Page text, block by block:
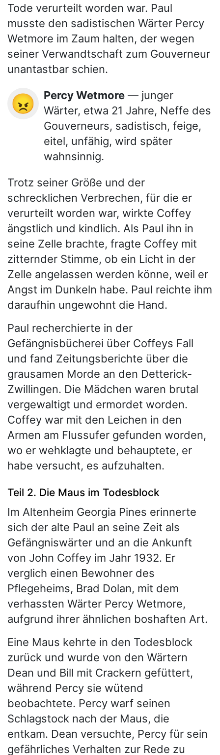
Tode verurteilt worden war. Paul
musste den sadistischen Wärter Percy
Wetmore im Zaum halten, der wegen
seiner Verwandtschaft zum Gouverneur
unantastbar schien.
😠 Percy Wetmore — junger
Wärter, etwa 21 Jahre, Neffe des
Gouverneurs, sadistisch, feige,
eitel, unfähig, wird später
wahnsinnig.
Trotz seiner Größe und der
schrecklichen Verbrechen, für die er
verurteilt worden war, wirkte Coffey
ängstlich und kindlich. Als Paul ihn in
seine Zelle brachte, fragte Coffey mit
zitternder Stimme, ob ein Licht in der
Zelle angelassen werden könne, weil er
Angst im Dunkeln habe. Paul reichte ihm
daraufhin ungewohnt die Hand.
Paul recherchierte in der
Gefängnisbücherei über Coffeys Fall
und fand Zeitungsberichte über die
grausamen Morde an den Detterick-
Zwillingen. Die Mädchen waren brutal
vergewaltigt und ermordet worden.
Coffey war mit den Leichen in den
Armen am Flussufer gefunden worden,
wo er wehklagte und behauptete, er
habe versucht, es aufzuhalten.
Teil 2. Die Maus im Todesblock
Im Altenheim Georgia Pines erinnerte
sich der alte Paul an seine Zeit als
Gefängniswärter und an die Ankunft
von John Coffey im Jahr 1932. Er
verglich einen Bewohner des
Pflegeheims, Brad Dolan, mit dem
verhassten Wärter Percy Wetmore,
aufgrund ihrer ähnlichen boshaften Art.
Eine Maus kehrte in den Todesblock
zurück und wurde von den Wärtern
Dean und Bill mit Crackern gefüttert,
während Percy sie wütend
beobachtete. Percy warf seinen
Schlagstock nach der Maus, die
entkam. Dean versuchte, Percy für sein
gefährliches Verhalten zur Rede zu